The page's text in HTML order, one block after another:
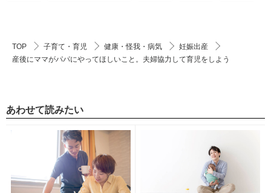
TOP 子育て・育児 健康・怪我・病気
妊娠出産
産後にママがパパにやってほしいこと。夫婦協力して育児をしよう
あわせて読みたい